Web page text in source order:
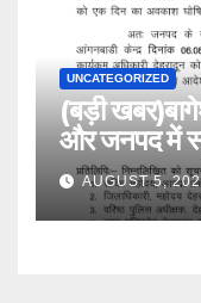
UNCATEGORIZED
(बड़ी
और जनपद में
AUGUST 5,